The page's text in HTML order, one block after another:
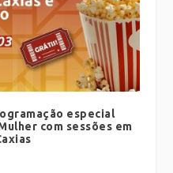
especial
com sessões em